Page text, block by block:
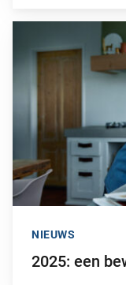
Ga naar “2025:
2025: een
NIEUWS